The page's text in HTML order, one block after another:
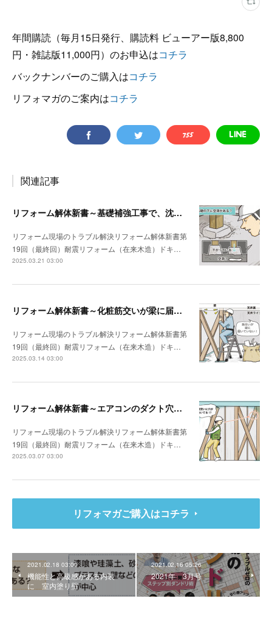
年間購読（毎月15日発行、購読料 ビューアー版8,800
円・雑誌版11,000円）のお申込はコチラ
バックナンバーのご購入はコチラ
リフォマガのご案内はコチラ
関連記事
リフォーム解体新書～基礎補強工事で、沈んでいる独立基礎を発見
リフォーム現場のトラブル解決リフォーム解体新書第
19回（最終回）耐震リフォーム（在来木造）ドキ…
2025.03.21 03:00
リフォーム解体新書～化粧筋交いが梁に届いていなかった
リフォーム現場のトラブル解決リフォーム解体新書第
19回（最終回）耐震リフォーム（在来木造）ドキ…
2025.03.14 03:00
リフォーム解体新書～エアコンのダクト穴が筋交いを貫通していた
リフォーム現場のトラブル解決リフォーム解体新書第
19回（最終回）耐震リフォーム（在来木造）ドキ…
2025.03.07 03:00
リフォマガご購入はコチラ
2021.02.18 03:00
機能性と高級感がある内装
に 室内塗り壁
2021.02.16 05:26
2021年 3月号